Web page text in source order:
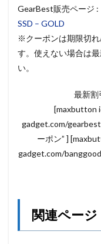
GearBest販売ページ
SSD – GOLD
※クーポンは期限切
す。使えない場合は
い。
最新割
[maxbutton
gadget.com/
ーポン” ]
gadget.com/
関連ページ